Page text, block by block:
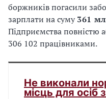
боржників погасили
зарплати на суму361
Підприємства повністю
306 102 працівниками.
Не виконали
місць для осіб